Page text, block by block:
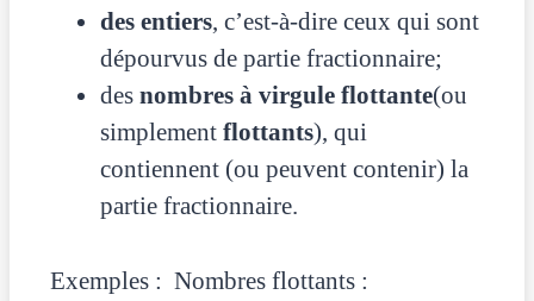
des entiers, c’est-à-dire ceux qui sont
dépourvus de partie fractionnaire;
des nombres à virgule flottante(ou
simplement flottants), qui
contiennent (ou peuvent contenir) la
partie fractionnaire.
Exemples : Nombres flottants :